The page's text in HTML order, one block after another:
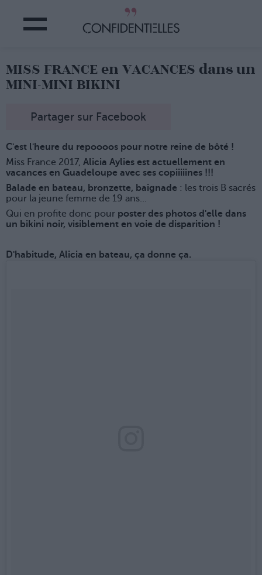
MISS FRANCE en VACANCES dans un
MINI-MINI BIKINI
Partager sur Facebook
C'est l'heure du repoooos pour notre reine de bôté !
Miss France 2017, Alicia Aylies est actuellement en
vacances en Guadeloupe avec ses copiiiiines !!!
Balade en bateau, bronzette, baignade : les trois B sacrés
pour la jeune femme de 19 ans...
Qui en profite donc pour poster des photos d'elle dans
un bikini noir, visiblement en voie de disparition !
D'habitude, Alicia en bateau, ça donne ça.